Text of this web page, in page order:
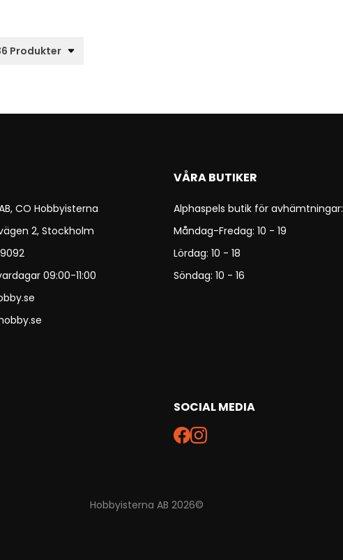
CO Hobbyisterna
2, Stockholm
09:00-11:00
VÅRA BUTIKER
Alphaspels butik för avhämtningar:
Måndag-Fredag: 10 - 19
Lördag: 10 - 18
Söndag: 10 - 16
SOCIAL MEDIA
Hobbyisterna AB 2026©